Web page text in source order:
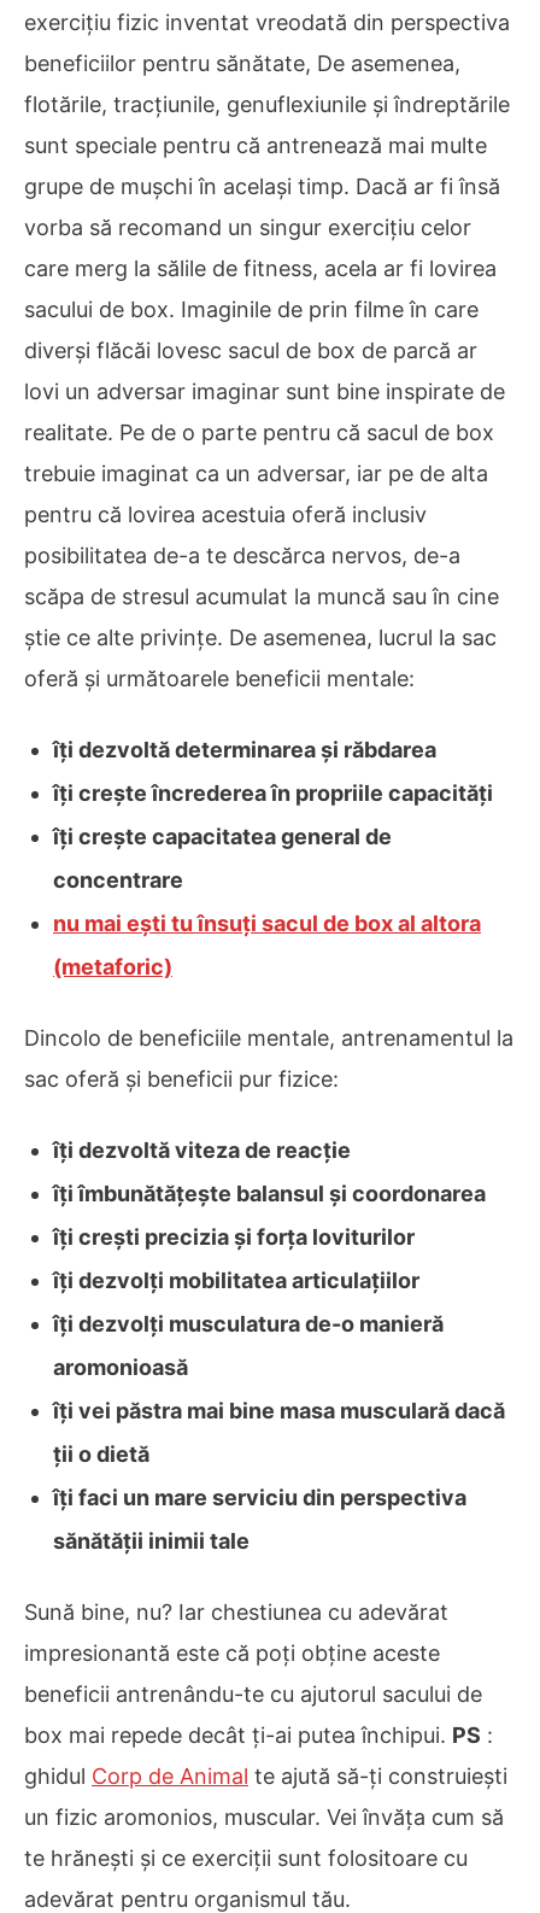
exercițiu fizic inventat vreodată din perspectiva
beneficiilor pentru sănătate, De asemenea,
flotările, tracțiunile, genuflexiunile și îndreptările
sunt speciale pentru că antrenează mai multe
grupe de mușchi în același timp. Dacă ar fi însă
vorba să recomand un singur exercițiu celor
care merg la sălile de fitness, acela ar fi lovirea
sacului de box. Imaginile de prin filme în care
diverși flăcăi lovesc sacul de box de parcă ar
lovi un adversar imaginar sunt bine inspirate de
realitate. Pe de o parte pentru că sacul de box
trebuie imaginat ca un adversar, iar pe de alta
pentru că lovirea acestuia oferă inclusiv
posibilitatea de-a te descărca nervos, de-a
scăpa de stresul acumulat la muncă sau în cine
știe ce alte privințe. De asemenea, lucrul la sac
oferă și următoarele beneficii mentale:
îți dezvoltă determinarea și răbdarea
îți crește încrederea în propriile capacități
îți crește capacitatea general de
concentrare
nu mai ești tu însuți sacul de box al altora
(metaforic)
Dincolo de beneficiile mentale, antrenamentul la
sac oferă și beneficii pur fizice:
îți dezvoltă viteza de reacție
îți îmbunătățește balansul și coordonarea
îți crești precizia și forța loviturilor
îți dezvolți mobilitatea articulațiilor
îți dezvolți musculatura de-o manieră
aromonioasă
îți vei păstra mai bine masa musculară dacă
ții o dietă
îți faci un mare serviciu din perspectiva
sănătății inimii tale
Sună bine, nu? Iar chestiunea cu adevărat
impresionantă este că poți obține aceste
beneficii antrenându-te cu ajutorul sacului de
box mai repede decât ți-ai putea închipui. PS :
ghidul Corp de Animal te ajută să-ți construiești
un fizic aromonios, muscular. Vei învăța cum să
te hrănești și ce exerciții sunt folositoare cu
adevărat pentru organismul tău.